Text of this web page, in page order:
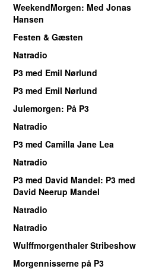
WeekendMorgen: Med Jonas
Hansen
Festen & Gæsten
Natradio
P3 med Emil Nørlund
P3 med Emil Nørlund
Julemorgen: På P3
Natradio
P3 med Camilla Jane Lea
Natradio
P3 med David Mandel: P3 med
David Neerup Mandel
Natradio
Natradio
Wulffmorgenthaler Stribeshow
Morgennisserne på P3